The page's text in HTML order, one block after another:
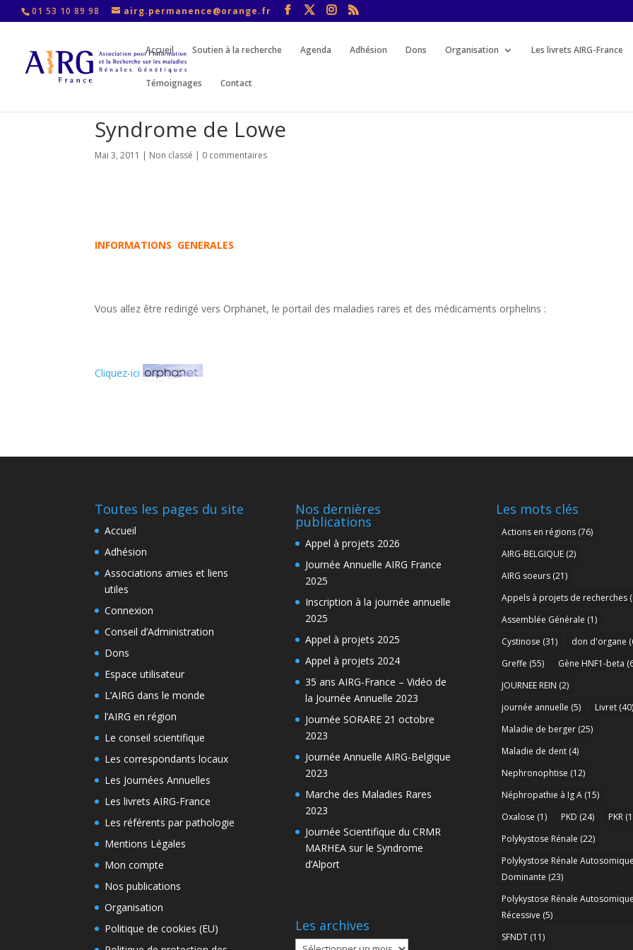
01 53 10 89 98 airg.permanence@orange.fr
Accueil Soutien à la recherche Agenda Adhésion Dons Organisation Les livrets AIRG-France
Témoignages Contact
Syndrome de Lowe
Mai 3, 2011 | Non classé | 0 commentaires
INFORMATIONS GENERALES
Vous allez être redirigé vers Orphanet, le portail des maladies rares et des médicaments orphelins :
Cliquez-ici
Toutes les pages du site
Accueil
Adhésion
Associations amies et liens
utiles
Connexion
Conseil d’Administration
Dons
Espace utilisateur
L’AIRG dans le monde
l’AIRG en région
Le conseil scientifique
Les correspondants locaux
Les Journées Annuelles
Les livrets AIRG-France
Les référents par pathologie
Mentions Légales
Mon compte
Nos publications
Organisation
Politique de cookies (EU)
Nos dernières
publications
Appel à projets 2026
Journée Annuelle AIRG France
2025
Inscription à la journée annuelle
2025
Appel à projets 2025
Appel à projets 2024
35 ans AIRG-France – Vidéo de
la Journée Annuelle 2023
Journée SORARE 21 octobre
2023
Journée Annuelle AIRG-Belgique
2023
Marche des Maladies Rares
2023
Journée Scientifique du CRMR
MARHEA sur le Syndrome
d’Alport
Les archives
Les
Les mots clés
Actions en régions(76)
AIRG-BELGIQUE(2)
AIRG soeurs(21)
Appels à projets de recherches
Assemblée Générale (1)
Cystinose (31) don d'organe
Greffe (55) Gène HNF1-beta
JOURNEE REIN (2)
journée annuelle (5) Livret(40)
Maladie de berger(25)
Maladie de dent(4)
Nephronophtise (12)
Néphropathie à Ig A(15)
Oxalose (1) PKD (24) PKR
Polykystose Rénale (22)
Polykystose Rénale
Dominante (23)
Polykystose Rénale
Récessive (5)
SFNDT(11)